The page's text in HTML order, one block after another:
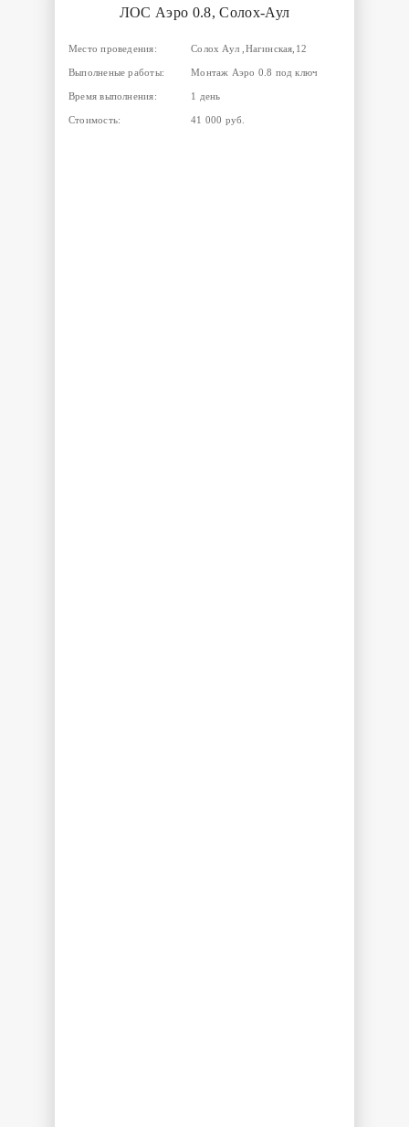
ЛОС Аэро 0.8, Солох-Аул
Место проведения: Солох Аул ,Нагинская,12
Выполненые работы: Монтаж Аэро 0.8 под ключ
Время выполнения: 1 день
Стоимость: 41 000 руб.